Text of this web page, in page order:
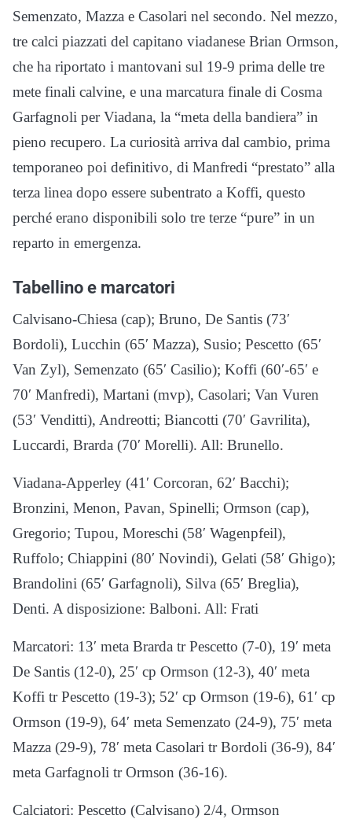
Semenzato, Mazza e Casolari nel secondo. Nel mezzo,
tre calci piazzati del capitano viadanese Brian Ormson,
che ha riportato i mantovani sul 19-9 prima delle tre
mete finali calvine, e una marcatura finale di Cosma
Garfagnoli per Viadana, la “meta della bandiera” in
pieno recupero. La curiosità arriva dal cambio, prima
temporaneo poi definitivo, di Manfredi “prestato” alla
terza linea dopo essere subentrato a Koffi, questo
perché erano disponibili solo tre terze “pure” in un
reparto in emergenza.
Tabellino e marcatori
Calvisano-Chiesa (cap); Bruno, De Santis (73′
Bordoli), Lucchin (65′ Mazza), Susio; Pescetto (65′
Van Zyl), Semenzato (65′ Casilio); Koffi (60′-65′ e
70′ Manfredi), Martani (mvp), Casolari; Van Vuren
(53′ Venditti), Andreotti; Biancotti (70′ Gavrilita),
Luccardi, Brarda (70′ Morelli). All: Brunello.
Viadana-Apperley (41′ Corcoran, 62′ Bacchi);
Bronzini, Menon, Pavan, Spinelli; Ormson (cap),
Gregorio; Tupou, Moreschi (58′ Wagenpfeil),
Ruffolo; Chiappini (80′ Novindi), Gelati (58′ Ghigo);
Brandolini (65′ Garfagnoli), Silva (65′ Breglia),
Denti. A disposizione: Balboni. All: Frati
Marcatori: 13′ meta Brarda tr Pescetto (7-0), 19′ meta
De Santis (12-0), 25′ cp Ormson (12-3), 40′ meta
Koffi tr Pescetto (19-3); 52′ cp Ormson (19-6), 61′ cp
Ormson (19-9), 64′ meta Semenzato (24-9), 75′ meta
Mazza (29-9), 78′ meta Casolari tr Bordoli (36-9), 84′
meta Garfagnoli tr Ormson (36-16).
Calciatori: Pescetto (Calvisano) 2/4, Ormson